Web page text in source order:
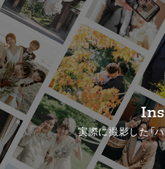
実際に撮影した「